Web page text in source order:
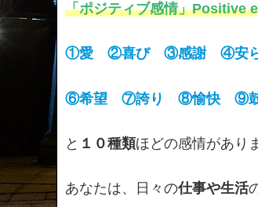
「ポジティブ感情」Positive
①愛 ②喜び ③感謝 ④安
⑥希望 ⑦誇り ⑧愉快 ⑨
と １０種類ほどの感情があり
あなたは、日々の仕事や生活